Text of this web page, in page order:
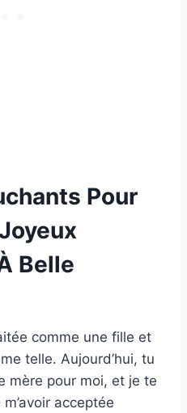
Pour
Belle
comme une fille et
telle. Aujourd’hui, tu
mère pour moi, et je te
acceptée